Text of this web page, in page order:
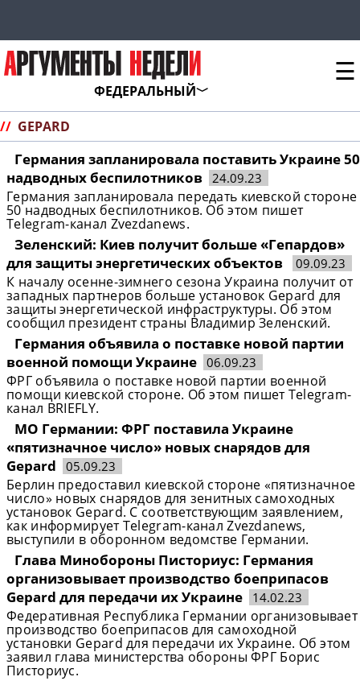
ФЕДЕРАЛЬНЫЙ
☰
// GEPARD
Германия запланировала поставить Украине 50
надводных беспилотников 24.09.23
Германия запланировала передать киевской стороне
50 надводных беспилотников. Об этом пишет
Telegram-канал Zvezdanews.
Зеленский: Киев получит больше «Гепардов»
для защиты энергетических объектов
09.09.23
К началу осенне-зимнего сезона Украина получит от
западных партнеров больше установок Gepard для
защиты энергетической инфраструктуры. Об этом
сообщил президент страны Владимир Зеленский.
Германия объявила о поставке новой партии
военной помощи Украине 06.09.23
ФРГ объявила о поставке новой партии военной
помощи киевской стороне. Об этом пишет Telegram-
канал BRIEFLY.
МО Германии: ФРГ поставила Украине
«пятизначное число» новых снарядов для
Gepard
05.09.23
Берлин предоставил киевской стороне «пятизначное
число» новых снарядов для зенитных самоходных
установок Gepard. С соответствующим заявлением,
как информирует Telegram-канал Zvezdanews,
выступили в оборонном ведомстве Германии.
Глава Минобороны Писториус: Германия
организовывает производство боеприпасов
Gepard для передачи их Украине
14.02.23
Федеративная Республика Германии организовывает
производство боеприпасов для самоходной
установки Gepard для передачи их Украине. Об этом
заявил глава министерства обороны ФРГ Борис
Писториус.